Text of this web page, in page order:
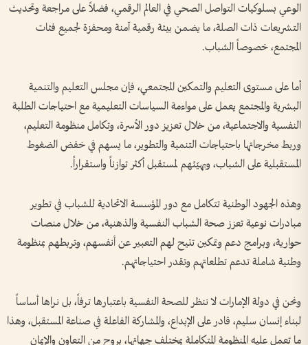
الوعي بسلوكيات التواصل الصحي في العالم الرقمي، فضلاً على مراجعة وتحديث
التشريعات ذات الصلة، ما يضمن بيئة رقمية آمنة ومحفزة لجميع فئات
المجتمع، خصوصاً الشباب.
أما على مستوى التعليم والتمكين المجتمعي، فإن مجلس التعليم والتنمية
البشرية والمجتمع يعمل على مواءمة السياسات التعليمية مع احتياجات الطلبة
النفسية والاجتماعية، من خلال تعزيز دور الأسرة، وتكامل منظومة التعليم،
وربط مخرجاتها باحتياجات التنمية والتطوير، ما يسهم في خفض الضغوط
المستقبلية على الشباب، ويهيّئهم لمستقبل أكثر توازناً واستقراراً.
وهذه الجهود الوطنية تتكامل مع دور المؤسسة الاتحادية للشباب في تطوير
مبادرات نوعية تعزز صحة الشباب النفسية والذهنية، من خلال منصات
حوارية، وبرامج دعم وتمكين تتيح لهم التعبير عن أنفسهم، وتربطهم بمنظومة
وطنية شاملة تدعم تطلعاتهم وتقدر احتياجاتهم.
ونحن في دولة الإمارات لا ننظر للصحة النفسية باعتبارها ترفاً، بل نراها أساساً
لبناء إنسان سليم، قادر على الإبداع، والمشاركة الفاعلة في صناعة المستقبل، وهذا
ما تعمل عليه المنظومة المتكاملة بمختلف جهاتها، بروح من التعاون والإيمان